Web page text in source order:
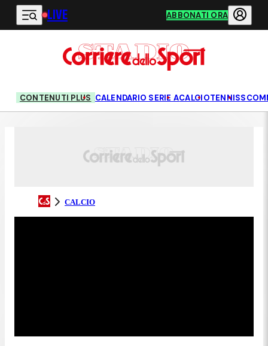
Vai al contenuto principale
LIVE ABBONATI ORA
CONTENUTI PLUS CALENDARIO SERIE ACALCIOTENNIS
CALCIO